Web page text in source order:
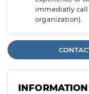
immediatly call
organization).